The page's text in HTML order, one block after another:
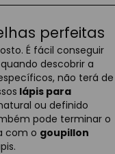
perfeitas
É fácil conseguir
descobrir a
não terá de
lápis para
ou definido
pode terminar o
com o goupillon